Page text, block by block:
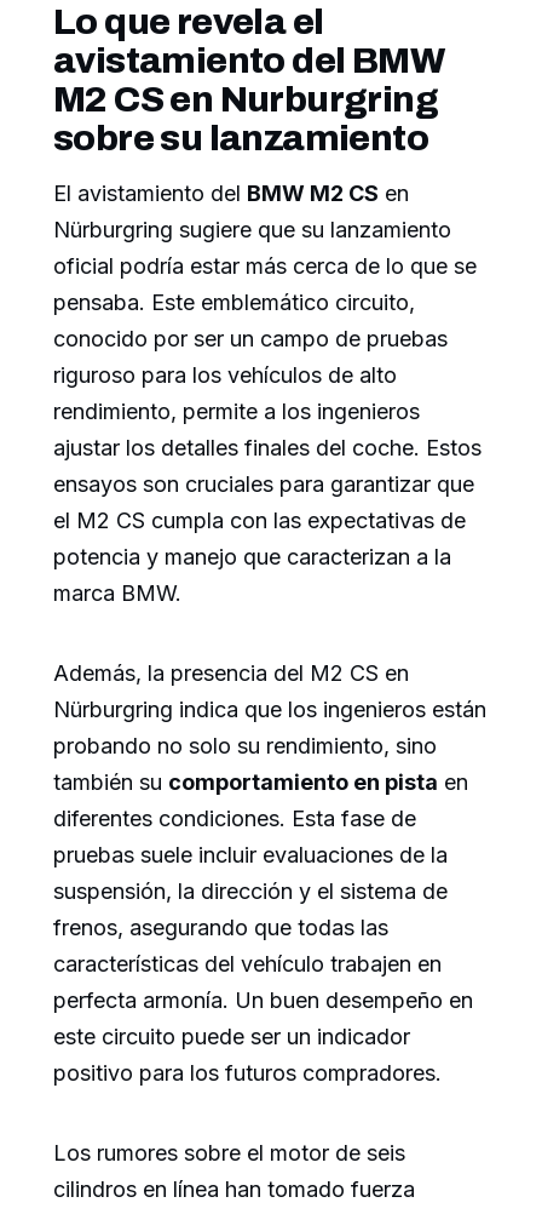
Lo que revela el
avistamiento del BMW
M2 CS en Nurburgring
sobre su lanzamiento
El avistamiento del BMW M2 CS en
Nürburgring sugiere que su lanzamiento
oficial podría estar más cerca de lo que se
pensaba. Este emblemático circuito,
conocido por ser un campo de pruebas
riguroso para los vehículos de alto
rendimiento, permite a los ingenieros
ajustar los detalles finales del coche. Estos
ensayos son cruciales para garantizar que
el M2 CS cumpla con las expectativas de
potencia y manejo que caracterizan a la
marca BMW.
Además, la presencia del M2 CS en
Nürburgring indica que los ingenieros están
probando no solo su rendimiento, sino
también su comportamiento en pista en
diferentes condiciones. Esta fase de
pruebas suele incluir evaluaciones de la
suspensión, la dirección y el sistema de
frenos, asegurando que todas las
características del vehículo trabajen en
perfecta armonía. Un buen desempeño en
este circuito puede ser un indicador
positivo para los futuros compradores.
Los rumores sobre el motor de seis
cilindros en línea han tomado fuerza